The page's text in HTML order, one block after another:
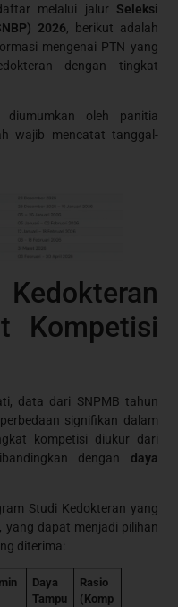
melalui jalur Seleksi
2026, berikut adalah
mengenai PTN yang
dengan tingkat
diumumkan oleh panitia
wajib mencatat tanggal-
Kompetisi
data dari SNPMB tahun
signifikan dalam
kompetisi diukur dari
dengan daya
Studi Kedokteran yang
yang dapat menjadi pilihan
diterima:
Daya
Tampu
Rasio
(Komp